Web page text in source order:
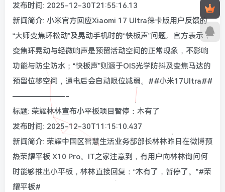
发布时间: 2025-12-30T21:55:16.13
新闻简介: 小米官方回应Xiaomi 17 Ultra徕卡版用户反馈的
“大师变焦环松动”及晃动手机时的“快板声”问题。官方表示，
变焦环晃动与轻微响声是预留活动空间的正常现象，不影响
功能与防尘防水；“快板声”则源于OIS光学防抖及变焦马达的
预留位移空间，通电后会自动限位减弱。##小米17Ultra##
———————-
标题: 荣耀林林宣布小平板项目暂停：木有了
发布时间: 2025-12-30T11:15:10.437
新闻简介: 荣耀中国区智慧生活业务部部长林林昨日在微博预
热荣耀平板 X10 Pro。IT之家注意到，有用户向林林询问何
时能够推出小平板，林林直接回复：“木有了，暂停了。”#荣
耀平板#